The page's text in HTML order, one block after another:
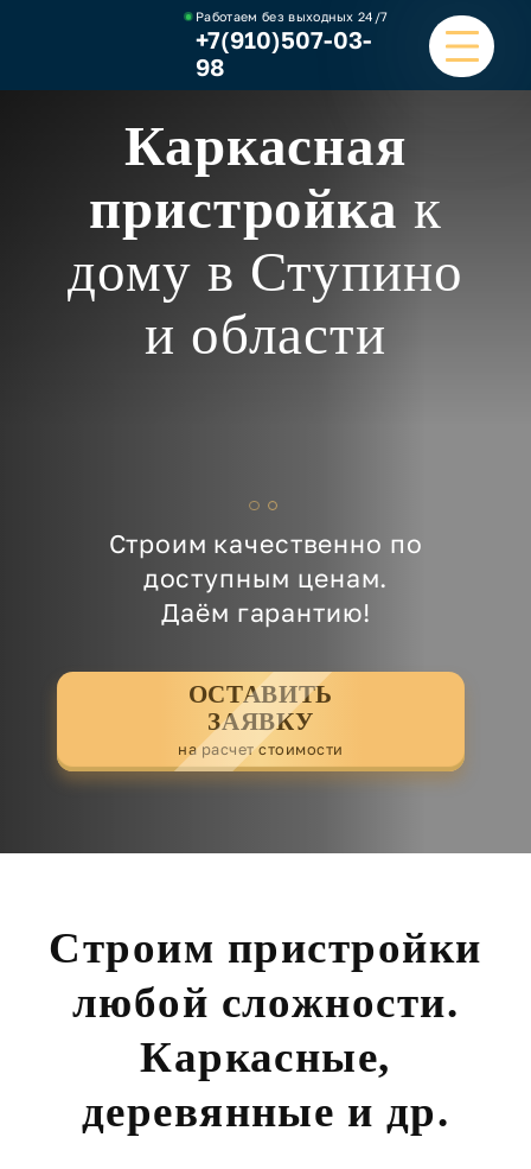
Работаем без выходных24/7
+7(910)507-03-
98
ГЛАВНАЯ
УСЛУГИ
НАШИ РАБОТЫ
Каркасная
пристройка к
дому в Ступино
и области
Строим качественно по
доступным ценам.
Даём гарантию!
ОСТАВИТЬ
ЗАЯВКУ
на расчет стоимости
Строим пристройки
любой сложности.
Каркасные,
деревянные и др.